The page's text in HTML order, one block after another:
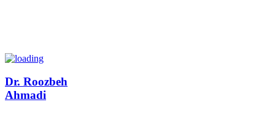
Dr. Roozbeh
Ahmadi